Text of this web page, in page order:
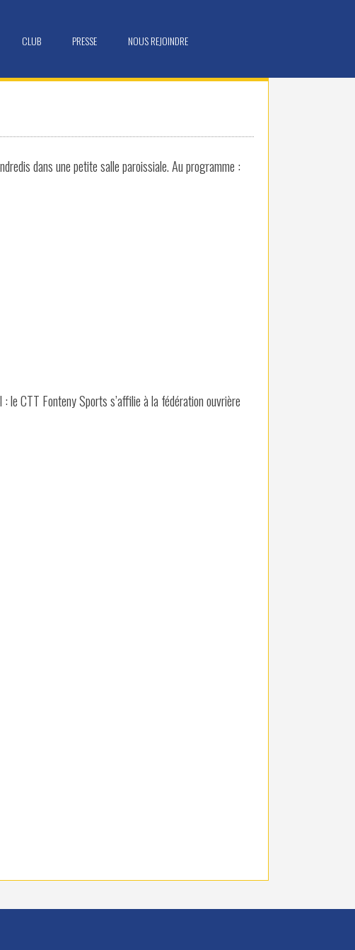
CLUB PRESSE NOUS REJOINDRE
dans une petite salle paroissiale. Au programme :
le CTT Fonteny Sports s’affilie à la fédération ouvrière